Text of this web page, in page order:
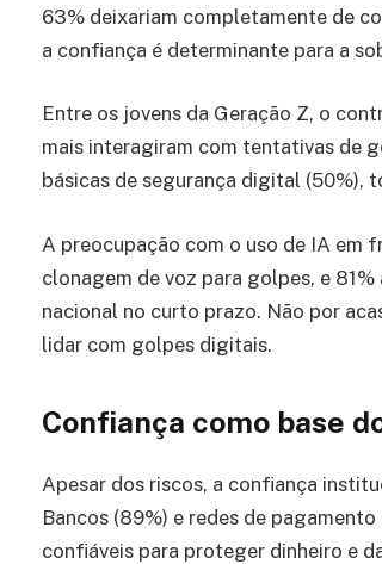
63% deixariam completamente de
a confiança é determinante para a
Entre os jovens da Geração Z, o
mais interagiram com tentativas de
básicas de segurança digital (50%),
A preocupação com o uso de IA em
clonagem de voz para golpes, e
nacional no curto prazo. Não por
lidar com golpes digitais.
Confiança como base
Apesar dos riscos, a confiança
Bancos (89%) e redes de
confiáveis para proteger dinheiro e